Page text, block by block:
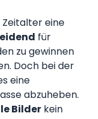
eine
für
zu gewinnen
Doch bei der
eine
abzuheben.
Bilder kein